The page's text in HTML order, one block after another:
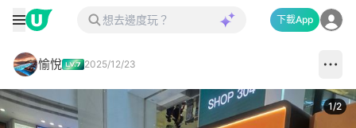
下載App
愉悅 2025/12/23
1/2